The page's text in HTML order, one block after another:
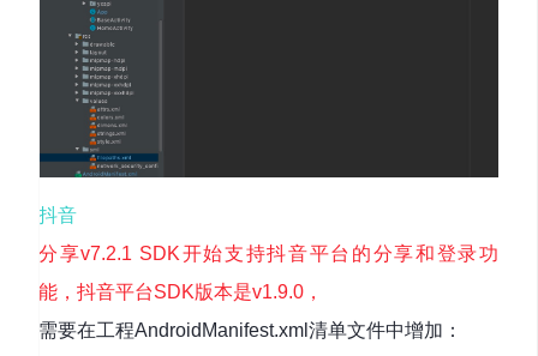
抖音
分享v7.2.1 SDK开始支持抖音平台的分享和登录功
能，抖音平台SDK版本是v1.9.0，
需要在工程AndroidManifest.xml清单文件中增加：